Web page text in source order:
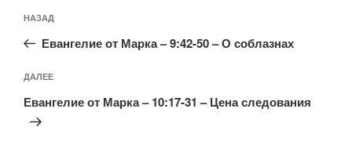
по
записям
Предыдущая
запись:
НАЗАД
Евангелие от Марка – 9:42-50 – О соблазнах
Следующая
запись
ДАЛЕЕ
Евангелие от Марка – 10:17-31 – Цена следования